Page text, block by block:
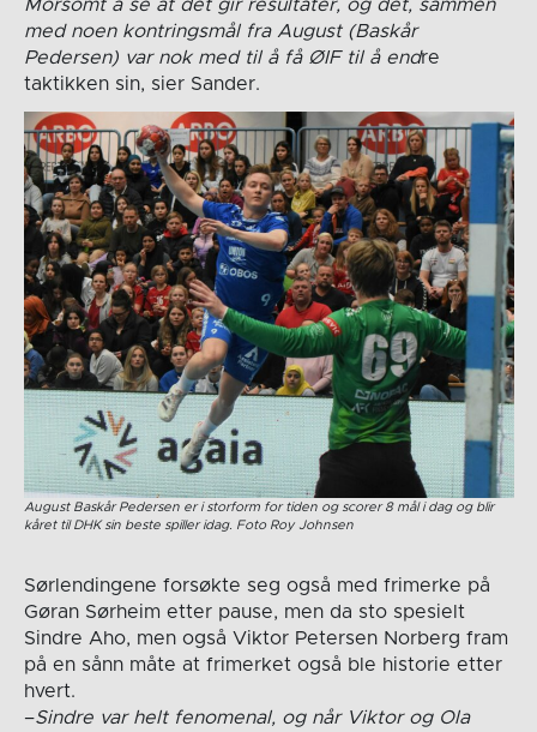
Morsomt å se at det gir resultater, og det, sammen
med noen kontringsmål fra August (Baskår
Pedersen) var nok med til å få ØIF til å endre
taktikken sin, sier Sander.
August Baskår Pedersen er i storform for tiden og scorer 8 mål i dag og blir
kåret til DHK sin beste spiller idag. Foto Roy Johnsen
Sørlendingene forsøkte seg også med frimerke på
Gøran Sørheim etter pause, men da sto spesielt
Sindre Aho, men også Viktor Petersen Norberg fram
på en sånn måte at frimerket også ble historie etter
hvert.
–Sindre var helt fenomenal, og når Viktor og Ola